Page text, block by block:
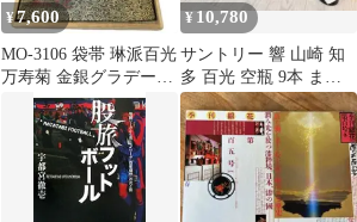
¥7,600
MO-3106 袋帯 琳派百光
万寿菊 金銀グラデーシ
ョン
¥10,780
サントリー 響 山崎 知
多 百光 空瓶 9本 まと
め売り ※単品購入可
能です